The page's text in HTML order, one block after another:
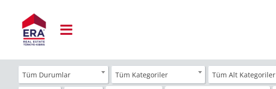
Tüm Durumlar Tüm Kategoriler Tüm Alt Kategoriler